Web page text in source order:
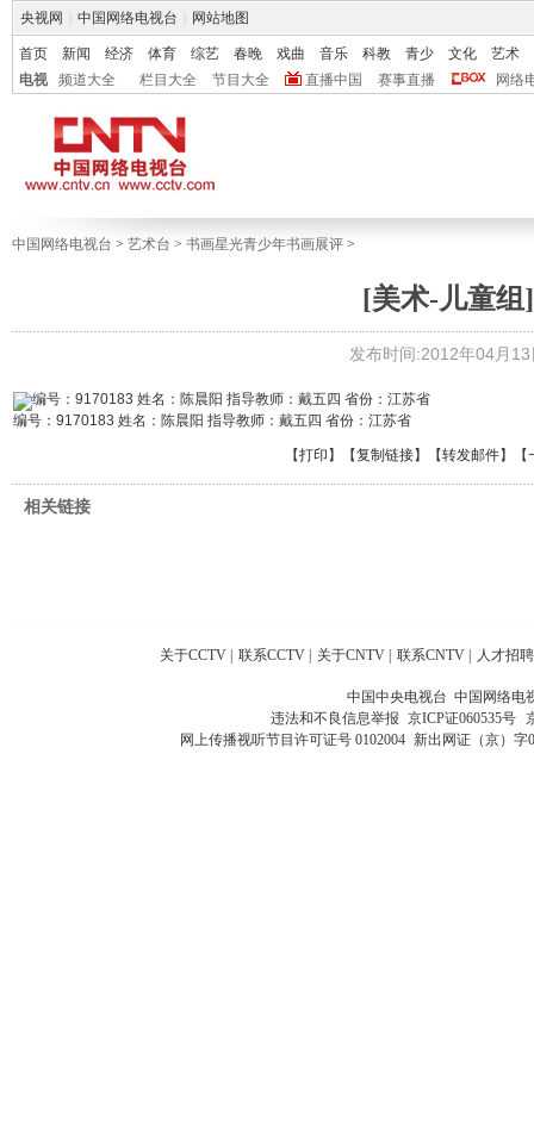
央视网 中国网络电视台 网站地图
首页 新闻 经济 体育 综艺 春晚 戏曲 音乐 科教 青少 文化
艺术
电视
频道大全 栏目大全 节目大全 直播中国 赛事直播 网络
中国网络电视台 > 艺术台 > 书画星光青少年书画展评 >
[美术-儿童组
发布时间:2012年04月
编号：9170183 姓名：陈晨阳 指导教师：戴五四 省份：江苏省
【打印 】【复制链接】【转发邮件】
相关链接
关于CCTV 联系CCTV 关于CNTV 联系CNTV 人才招聘
中国中央电视台 中国网络电
违法和不良信息举报 京ICP证060535号
网上传播视听节目许可证号 0102004 新出网证（京）